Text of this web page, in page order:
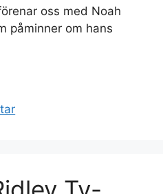
oss med Noah
påminner om hans